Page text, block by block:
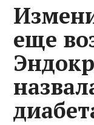
еще